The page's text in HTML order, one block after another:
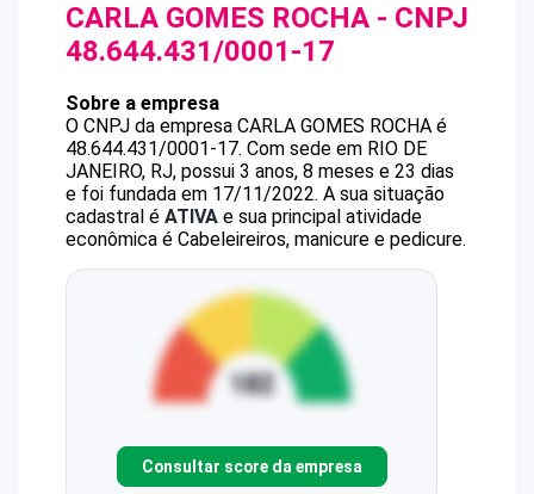
CARLA GOMES ROCHA - CNPJ
48.644.431/0001-17
Sobre a empresa
O CNPJ da empresa CARLA GOMES ROCHA é
48.644.431/0001-17. Com sede em RIO DE
JANEIRO, RJ, possui 3 anos, 8 meses e 23 dias
e foi fundada em 17/11/2022. A sua situação
cadastral é ATIVA e sua principal atividade
econômica é Cabeleireiros, manicure e pedicure.
Consultar score da empresa